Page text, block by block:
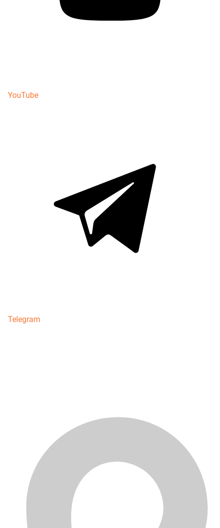
YouTube
Telegram